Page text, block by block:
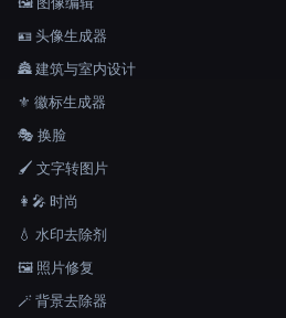
🪪 头像生成器
🏯 建筑与室内设计
⚜️ 徽标生成器
🎭 换脸
🖌️ 文字转图片
👩‍🎤 时尚
💧 水印去除剂
🖼️ 照片修复
🪄 背景去除器